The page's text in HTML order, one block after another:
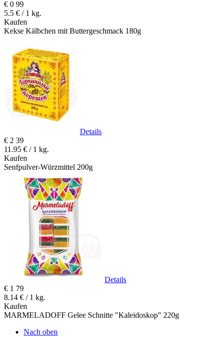
€ 0 99
5.5 € / 1 kg.
Kaufen
Kekse Kälbchen mit Buttergeschmack 180g
Details
€ 2 39
11.95 € / 1 kg.
Kaufen
Senfpulver-Würzmittel 200g
Details
€ 1 79
8.14 € / 1 kg.
Kaufen
MARMELADOFF Gelee Schnitte "Kaleidoskop" 220g
Nach oben